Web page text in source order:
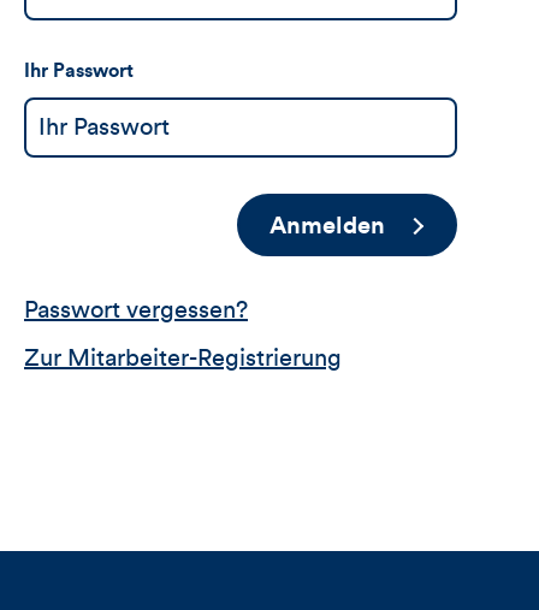
Ihr Passwort
Anmelden
Passwort vergessen?
Zur Mitarbeiter-Registrierung